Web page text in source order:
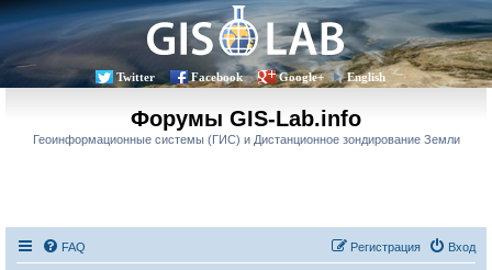
Twitter Facebook Google+ English
Форумы GIS-Lab.info
Геоинформационные системы (ГИС) и Дистанционное зондирование Земли
FAQ Вход
Регистрация